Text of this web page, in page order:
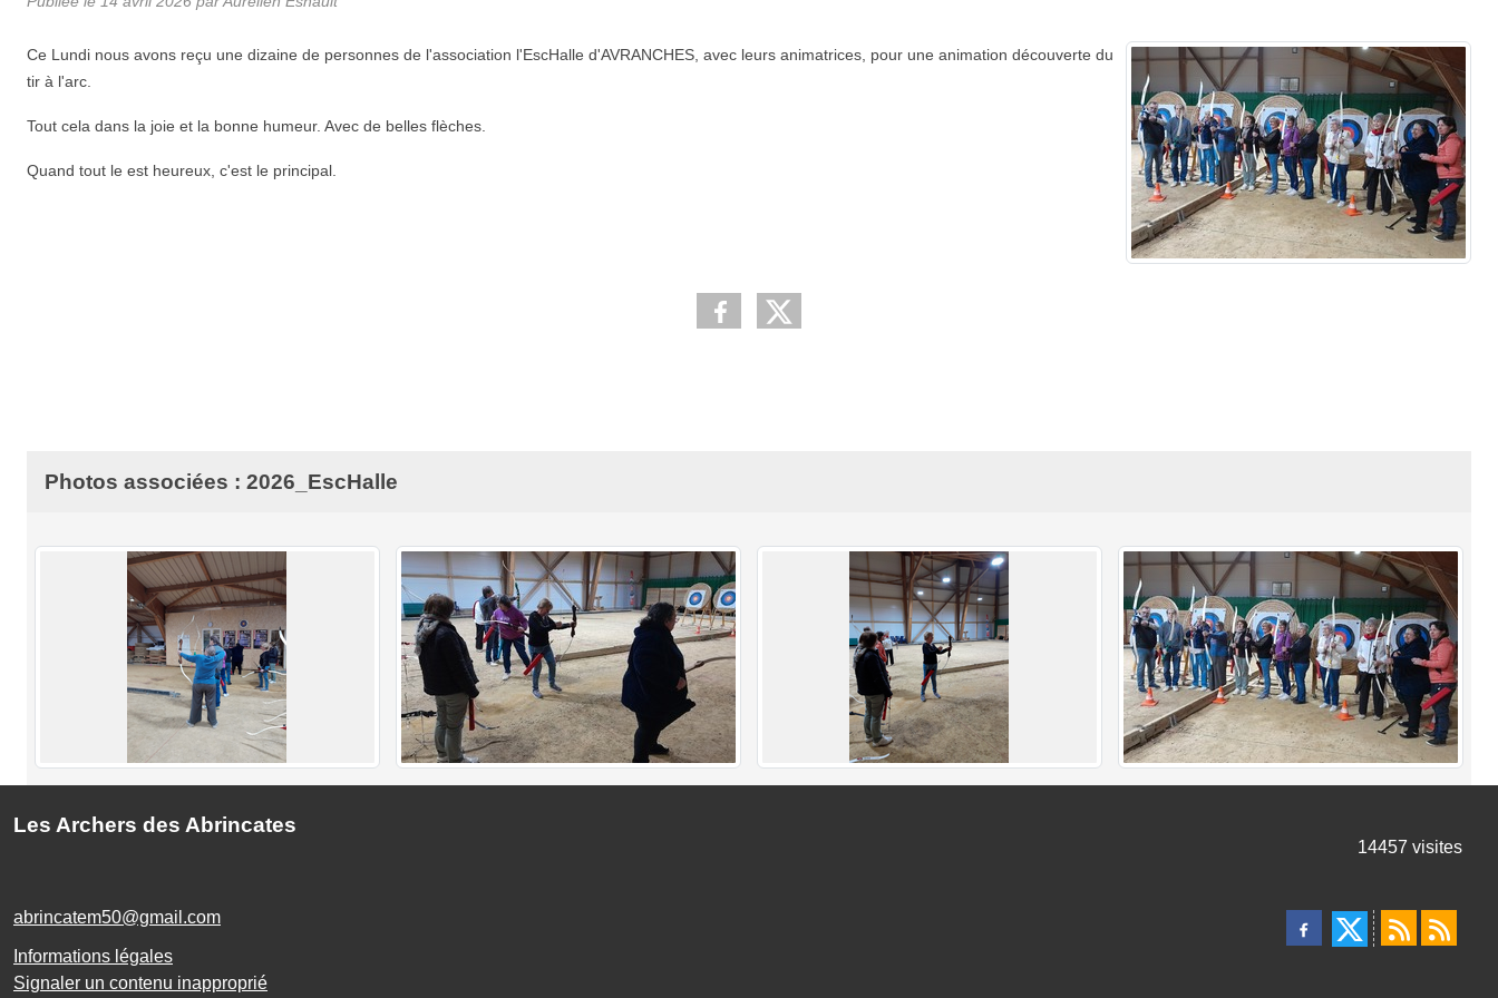
Ce Lundi nous avons reçu une dizaine de personnes de l'association l'EscHalle d'AVRANCHES, avec leurs animatrices, pour une animation découverte du
tir à l'arc.
Tout cela dans la joie et la bonne humeur. Avec de belles flèches.
Quand tout le est heureux, c'est le principal.
Photos associées : 2026_EscHalle
Les Archers des Abrincates
abrincatem50@gmail.com
Informations légales
Signaler un contenu inapproprié
14457 visites